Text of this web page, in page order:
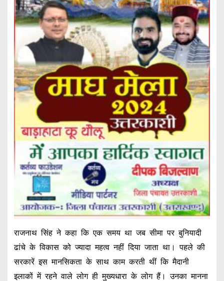
राजनाथ सिंह ने कहा कि एक समय था जब सीमा पर बुनियादी
ढांचे के विकास को ज्यादा महत्व नहीं दिया जाता था। पहले की
सरकारें इस मानसिकता के साथ काम करती थीं कि मैदानी
इलाकों में रहने वाले लोग ही मुख्यधारा के लोग हैं। उनका मानना